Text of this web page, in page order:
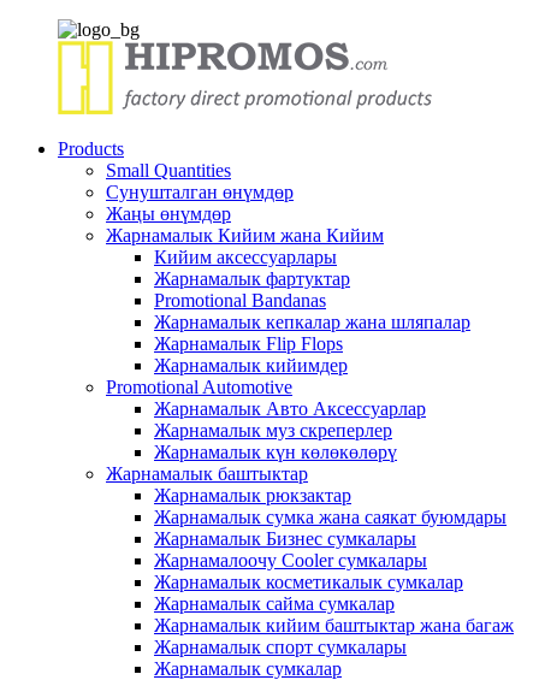
Products
Small Quantities
Сунушталган өнүмдөр
Жаңы өнүмдөр
Жарнамалык Кийим жана Кийим
Кийим аксессуарлары
Жарнамалык фартуктар
Promotional Bandanas
Жарнамалык кепкалар жана шляпалар
Жарнамалык Flip Flops
Жарнамалык кийимдер
Promotional Automotive
Жарнамалык Авто Аксессуарлар
Жарнамалык муз скреперлер
Жарнамалык күн көлөкөлөрү
Жарнамалык баштыктар
Жарнамалык рюкзактар
Жарнамалык сумка жана саякат буюмдары
Жарнамалык Бизнес сумкалары
Жарнамалоочу Cooler сумкалары
Жарнамалык косметикалык сумкалар
Жарнамалык сайма сумкалар
Жарнамалык кийим баштыктар жана багаж
Жарнамалык спорт сумкалары
Жарнамалык сумкалар